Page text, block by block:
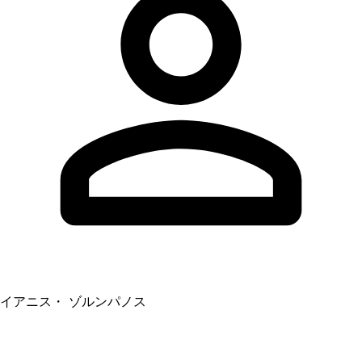
イアニス・ ゾルンパノス